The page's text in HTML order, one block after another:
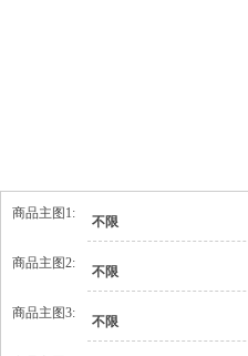
商品主图1:
不限
商品主图2:
不限
商品主图3:
不限